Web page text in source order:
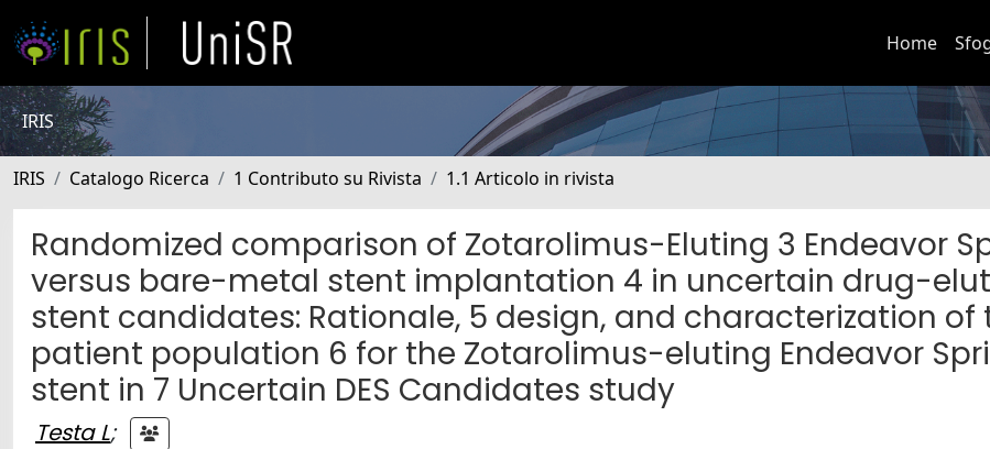
Home
IRIS
IRIS Catalogo Ricerca 1 Contributo su Rivista 1.1 Articolo in rivista
Randomized comparison of Zotarolimus-Eluting 3 Endeavor
versus bare-metal stent implantation 4 in uncertain drug-
stent candidates: Rationale, 5 design, and characterization of
patient population 6 for the Zotarolimus-eluting Endeavor
stent in 7 Uncertain DES Candidates study
Testa L;